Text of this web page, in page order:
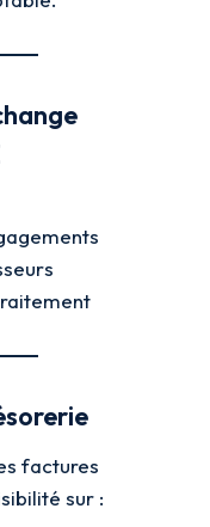
factures
sur :